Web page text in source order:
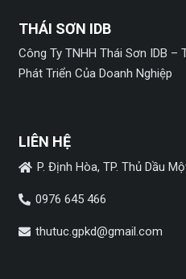
THÁI SƠN IDB
Công Ty TNHH Thái Sơn IDB
Phát Triển Của Doanh Nghiệp
LIÊN HỆ
P. Định Hòa, TP. Thủ Dầu
0976 645 466
thutuc.gpkd@gmail.com